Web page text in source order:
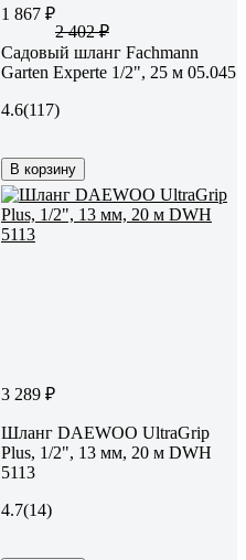
1 867 ₽
2 402 ₽
Садовый шланг Fachmann
Garten Experte 1/2", 25 м 05.045
4.6(117)
В корзину
3 289 ₽
Шланг DAEWOO UltraGrip
Plus, 1/2", 13 мм, 20 м DWH
5113
4.7(14)